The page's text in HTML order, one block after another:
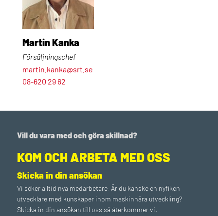
Martin Kanka
Försäljningschef
martin.kanka@srt.se
08-620 29 62
Vill du vara med och göra skillnad?
KOM OCH ARBETA MED OSS
Skicka in din ansökan
Vi söker alltid nya medarbetare. Är du kanske en nyfiken
utvecklare med kunskaper inom maskinnära utveckling?
Skicka in din ansökan till oss så återkommer vi.